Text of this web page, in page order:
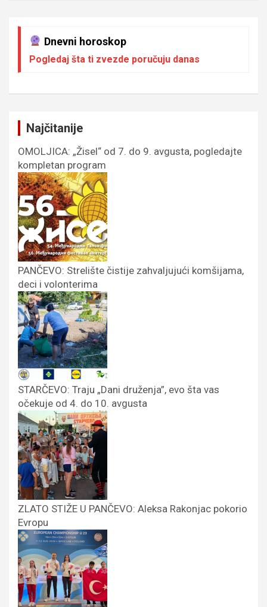
Dnevni horoskop
Pogledaj šta ti zvezde poručuju danas
Najčitanije
OMOLJICA: „Žisel“ od 7. do 9. avgusta, pogledajte
kompletan program
PANČEVO: Strelište čistije zahvaljujući komšijama,
deci i volonterima
STARČEVO: Traju „Dani druženja”, evo šta vas
očekuje od 4. do 10. avgusta
ZLATO STIŽE U PANČEVO: Aleksa Rakonjac pokorio
Evropu